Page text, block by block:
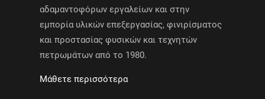
αδαμαντοφόρων εργαλείων και στην
εμπορία υλικών επεξεργασίας, φινιρίσματος
και προστασίας φυσικών και τεχνητών
πετρωμάτων από το 1980.
Μάθετε περισσότερα